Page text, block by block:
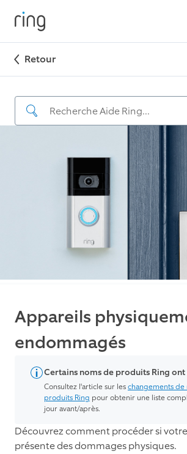
Retour
Appareils
endommagés
Certains noms de produits Ring ont
Consultez l'article sur leschangements de
produits Ring pour obtenir une liste
jour avant/après.
Découvrez comment procéder si
présente des dommages physiques.